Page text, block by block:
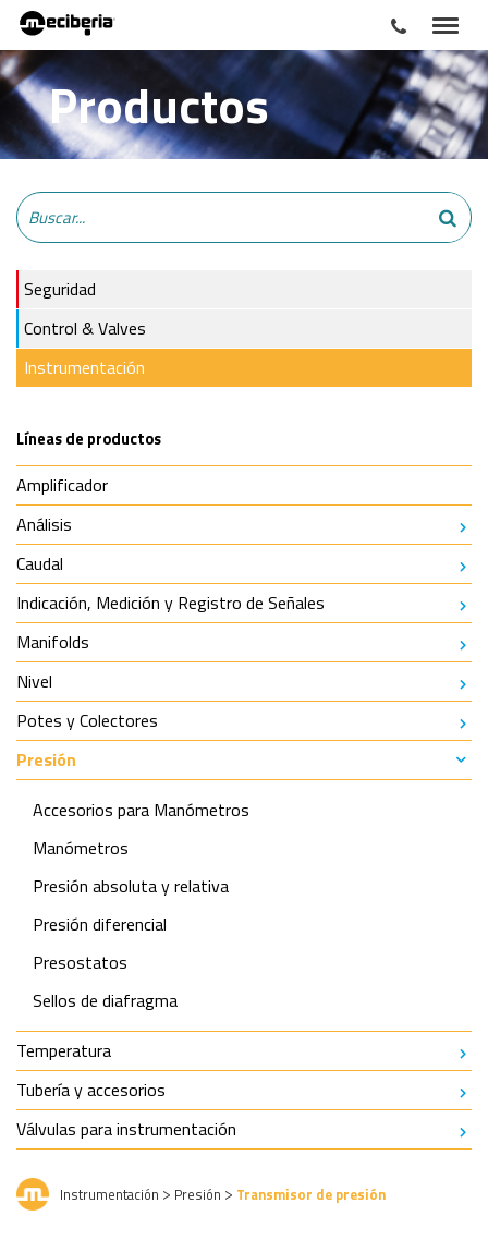
Productos
Seguridad
Control & Valves
Instrumentación
Líneas de productos
Amplificador
Análisis
Caudal
Indicación, Medición y Registro de Señales
Manifolds
Nivel
Potes y Colectores
Presión
Accesorios para Manómetros
Manómetros
Presión absoluta y relativa
Presión diferencial
Presostatos
Sellos de diafragma
Temperatura
Tubería y accesorios
Válvulas para instrumentación
Instrumentación > Presión > Transmisor de presión